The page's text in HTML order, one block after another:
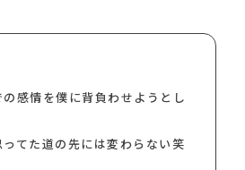
感情を僕に背負わせようとし
てた道の先には変わらない笑